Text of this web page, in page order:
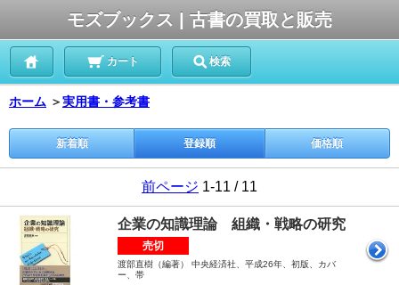
モズブックス | 古書の買取と販売
カート 検索
ホーム ＞実用書・参考書
新着順 登録順 価格順
前ページ 1-11 / 11
企業の知識理論 組織・戦略の研究
売切
渡部直樹（編著） 中央経済社、平成26年、初版、カバ
ー、帯